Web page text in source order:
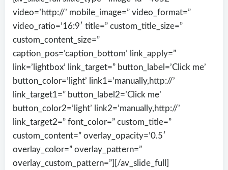
video=’http://’ mobile_image=” video_format=”
video_ratio=’16:9′ title=” custom_title_size=”
custom_content_size=”
caption_pos=’caption_bottom’ link_apply=”
link=’lightbox’ link_target=” button_label=’Click me’
button_color=’light’ link1=’manually,http://’
link_target1=” button_label2=’Click me’
button_color2=’light’ link2=’manually,http://’
link_target2=” font_color=” custom_title=”
custom_content=” overlay_opacity=’0.5′
overlay_color=” overlay_pattern=”
overlay_custom_pattern=”][/av_slide_full]